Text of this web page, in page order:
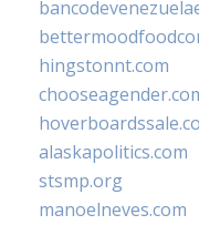
hingstonnt.com
alaskapolitics.com
stsmp.org
manoelneves.com